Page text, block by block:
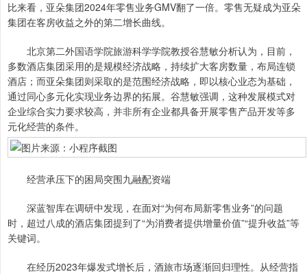
比来看，亚朵集团2024年零售业务GMV翻了一倍。零售无疑成为亚朵
集团在客房收益之外的第二增长曲线。
北京第二外国语学院旅游科学学院教授谷慧敏分析认为，目前，
多数酒店集团采用的是规模经济战略，持续扩大客房数量，布局连锁
酒店；而亚朵集团则采取的是范围经济战略，即以核心业态为基础，
通过同心多元化实现业务边界的拓展。谷慧敏强调，这种发展模式对
企业综合实力要求较高，并非所有企业都具备开展零售产品开发等多
元化经营的条件。
经营承压下的困局突围九融配资端
深蓝智库在调研中发现，在面对“为何布局新零售业务”的问题
时，超过八成的酒店集团提到了“为消费者提供增量价值”“提升收益”等
关键词。
在经历2023年爆发式增长后，酒旅市场逐渐回归理性。从经营指